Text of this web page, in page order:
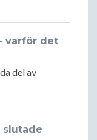
varför det
del av
slutade